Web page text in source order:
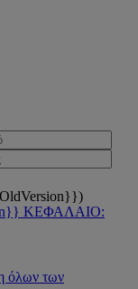
ΚΕΦΑΛΑΙΟ:
όλων των